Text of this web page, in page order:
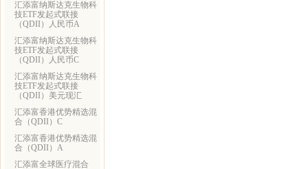
汇添富纳斯达克生物科
技ETF发起式联接
（QDII）人民币A
汇添富纳斯达克生物科
技ETF发起式联接
（QDII）人民币C
汇添富纳斯达克生物科
技ETF发起式联接
（QDII）美元现汇
汇添富香港优势精选混
合（QDII）C
汇添富香港优势精选混
合（QDII）A
汇添富全球医疗混合